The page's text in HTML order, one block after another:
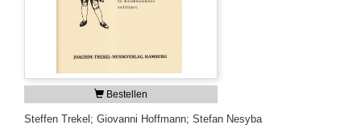
Bestellen
Steffen Trekel; Giovanni Hoffmann; Stefan Nesyba